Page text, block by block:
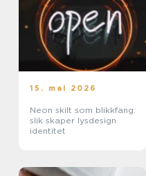
15. mai 2026
Neon skilt som blikkfang:
slik skaper lysdesign
identitet